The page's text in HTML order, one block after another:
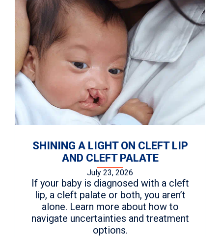
SHINING A LIGHT ON CLEFT LIP
AND CLEFT PALATE
July 23, 2026
If your baby is diagnosed with a cleft
lip, a cleft palate or both, you aren’t
alone. Learn more about how to
navigate uncertainties and treatment
options.